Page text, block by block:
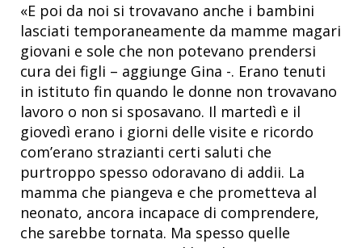
«E poi da noi si trovavano anche i bambini
lasciati temporaneamente da mamme magari
giovani e sole che non potevano prendersi
cura dei figli – aggiunge Gina -. Erano tenuti
in istituto fin quando le donne non trovavano
lavoro o non si sposavano. Il martedì e il
giovedì erano i giorni delle visite e ricordo
com’erano strazianti certi saluti che
purtroppo spesso odoravano di addii. La
mamma che piangeva e che prometteva al
neonato, ancora incapace di comprendere,
che sarebbe tornata. Ma spesso quelle